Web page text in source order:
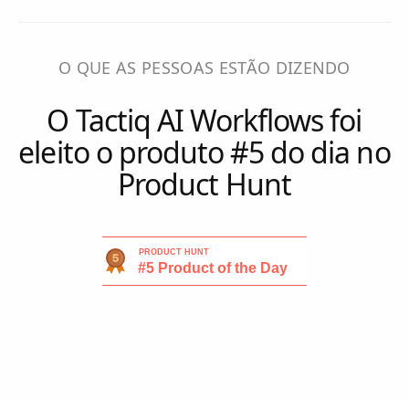
O QUE AS PESSOAS ESTÃO DIZENDO
O Tactiq AI Workflows foi
eleito o produto #5 do dia no
Product Hunt